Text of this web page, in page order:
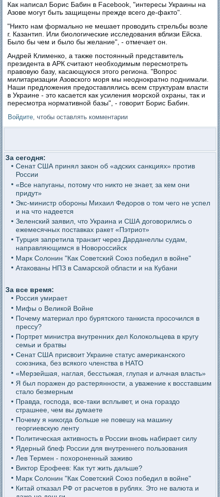
Как написал Борис Бабин в Facebook, "интересы Украины на
Азове могут быть защищены прежде всего де-факто".
"Никто нам формально не мешает проводить стрельбы возле
г. Казантип. Или биологические исследования вблизи Ейска.
Было бы чем и было бы желание", - отмечает он.
Андрей Клименко, а также постоянный представитель
президента в АРК считают необходимым пересмотреть
правовую базу, касающуюся этого региона. "Вопрос
милитаризации Азовского моря мы неоднократно поднимали.
Наши предложения предоставлялись всем структурам власти
в Украине - это касается как усиления морской охраны, так и
пересмотра нормативной базы", - говорит Борис Бабин.
Войдите, чтобы оставлять комментарии
За сегодня:
Сенат США принял закон об «адских санкциях» против
России
«Все напуганы, потому что никто не знает, за кем они
придут»
Экс-министр обороны Михаил Федоров о том чего не успел
и на что надеется
Зеленский заявил, что Украина и США договорились о
ежемесячных поставках ракет «Пэтриот»
Турция запретила транзит через Дарданеллы судам,
направляющимся в Новороссийск
Марк Солонин "Как Советский Союз победил в войне"
Атакованы НПЗ в Самарской области и на Кубани
За все время:
Россия умирает
Мифы о Великой Войне
Почему материал про бурятского танкиста просочился в
прессу?
Портрет министра внутренних дел Колокольцева в кругу
семьи и братвы
Сенат США присвоит Украине статус американского
союзника, без всякого членства в НАТО
«Мерзейшая, наглая, бесстыжая, глупая и алчная власть»
Я был поражен до растерянности, а уважение к восставшим
стало безмерным
Правда, господа, все-таки всплывет, и она гораздо
страшнее, чем вы думаете
Почему я никогда больше не повешу на машину
георгиевскую ленту
Политическая активность в России вновь набирает силу
Ядерный блеф России для внутреннего пользования
Лев Термен - похороненный заживо
Виктор Ерофеев: Как тут жить дальше?
Марк Солонин "Как Советский Союз победил в войне"
Китай отказал РФ от расчетов в рублях. Это не валюта и